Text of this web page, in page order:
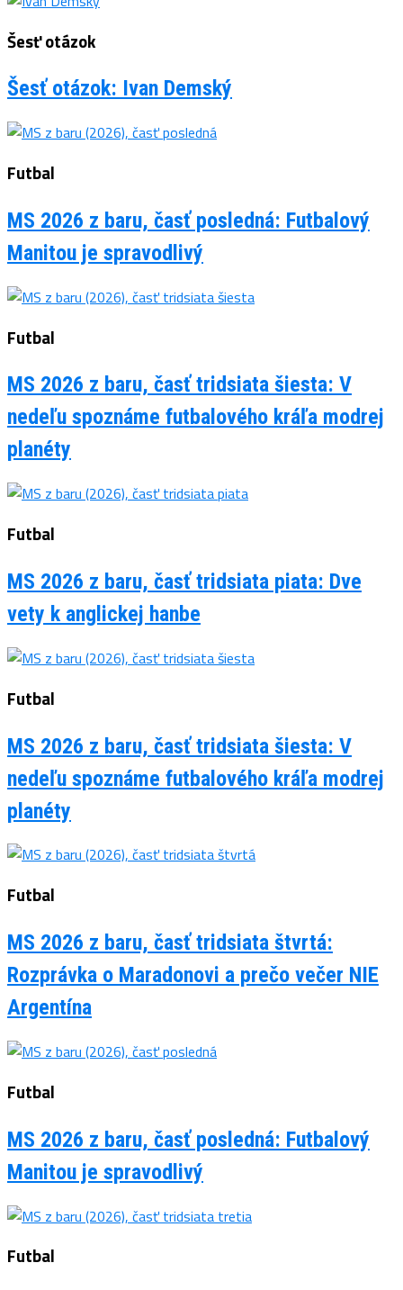
Šesť otázok
Šesť otázok: Ivan Demský
Futbal
MS 2026 z baru, časť posledná: Futbalový
Manitou je spravodlivý
Futbal
MS 2026 z baru, časť tridsiata šiesta: V
nedeľu spoznáme futbalového kráľa modrej
planéty
Futbal
MS 2026 z baru, časť tridsiata piata: Dve
vety k anglickej hanbe
Futbal
MS 2026 z baru, časť tridsiata šiesta: V
nedeľu spoznáme futbalového kráľa modrej
planéty
Futbal
MS 2026 z baru, časť tridsiata štvrtá:
Rozprávka o Maradonovi a prečo večer NIE
Argentína
Futbal
MS 2026 z baru, časť posledná: Futbalový
Manitou je spravodlivý
Futbal